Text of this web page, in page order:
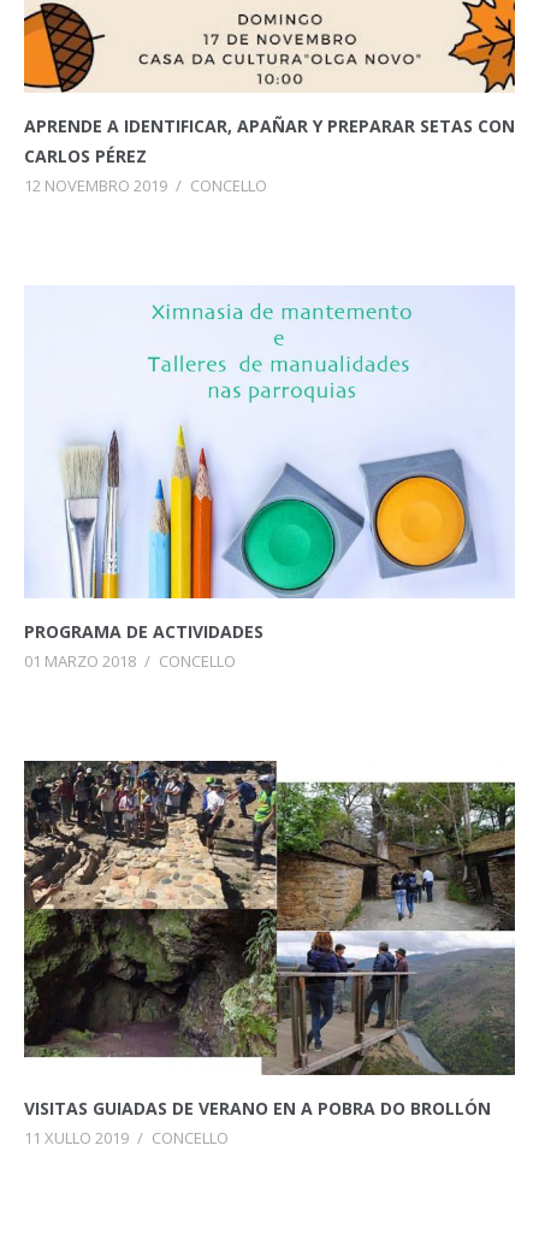
APRENDE A IDENTIFICAR, APAÑAR Y PREPARAR SETAS CON
CARLOS PÉREZ
12 NOVEMBRO 2019 / CONCELLO
PROGRAMA DE ACTIVIDADES
01 MARZO 2018 / CONCELLO
VISITAS GUIADAS DE VERANO EN A POBRA DO BROLLÓN
11 XULLO 2019 / CONCELLO